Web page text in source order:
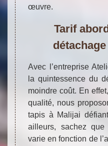
œuvre.
Tarif
Avec l’entreprise
la quintessence du
moindre coût. En
qualité, nous
tapis à Malijai
ailleurs, sachez
varie en fonction de